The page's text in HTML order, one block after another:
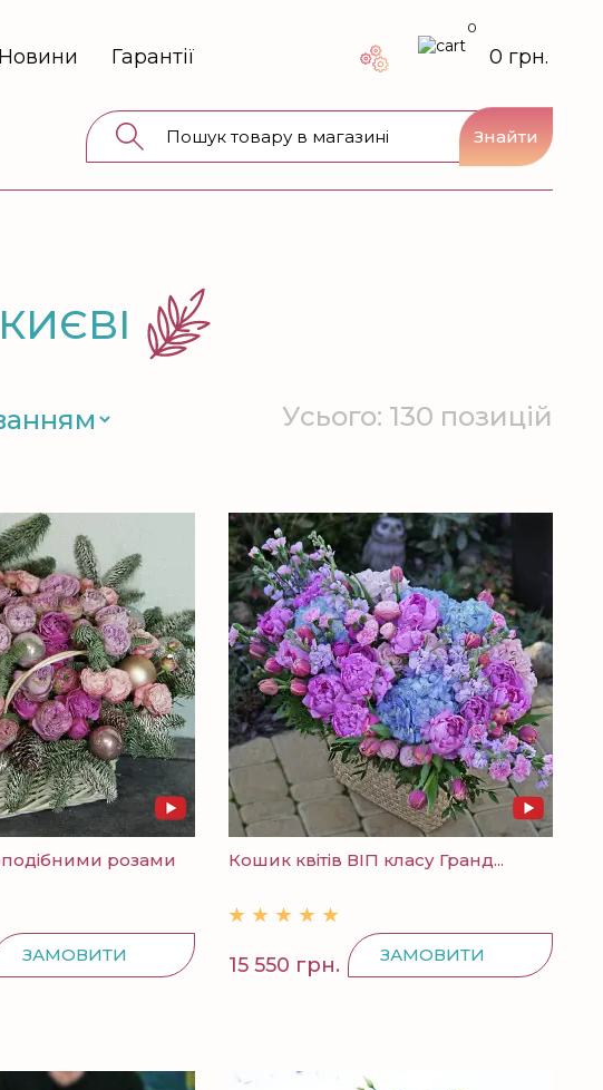
Новини Гарантії
0
0 грн.
Знайти
Усього: 130 позицій
розами
ЗАМОВИТИ
Кошик квітів ВІП класу Гранд...
15 550 грн. ЗАМОВИТИ